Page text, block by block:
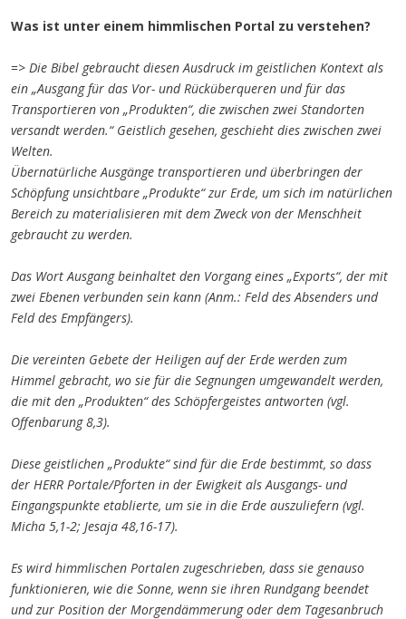
Was ist unter einem himmlischen Portal zu verstehen?
=> Die Bibel gebraucht diesen Ausdruck im geistlichen Kontext als
ein „Ausgang für das Vor- und Rücküberqueren und für das
Transportieren von „Produkten“, die zwischen zwei Standorten
versandt werden.“ Geistlich gesehen, geschieht dies zwischen zwei
Welten.
Übernatürliche Ausgänge transportieren und überbringen der
Schöpfung unsichtbare „Produkte“ zur Erde, um sich im natürlichen
Bereich zu materialisieren mit dem Zweck von der Menschheit
gebraucht zu werden.
Das Wort Ausgangbeinhaltet den Vorgang eines „Exports“, der mit
zwei Ebenen verbunden sein kann (Anm.: Feld des Absenders und
Feld des Empfängers).
Die vereinten Gebete der Heiligen auf der Erde werden zum
Himmel gebracht, wo sie für die Segnungen umgewandelt werden,
die mit den „Produkten“ des Schöpfergeistes antworten (vgl.
Offenbarung 8,3).
Diese geistlichen „Produkte“ sind für die Erde bestimmt, so dass
der HERR Portale/Pforten in der Ewigkeit als Ausgangs- und
Eingangspunkte etablierte, um sie in die Erde auszuliefern (vgl.
Micha 5,1-2; Jesaja 48,16-17).
Es wird himmlischen Portalen zugeschrieben, dass sie genauso
funktionieren, wie die Sonne, wenn sie ihren Rundgang beendet
und zur Position der Morgendämmerung oder dem Tagesanbruch